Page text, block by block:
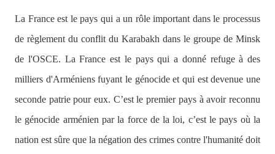
La France est le pays qui a un rôle important dans le processus
de règlement du conflit du Karabakh dans le groupe de Minsk
de l'OSCE. La France est le pays qui a donné refuge à des
milliers d'Arméniens fuyant le génocide et qui est devenue une
seconde patrie pour eux. C’est le premier pays à avoir reconnu
le génocide arménien par la force de la loi, c’est le pays où la
nation est sûre que la négation des crimes contre l'humanité doit